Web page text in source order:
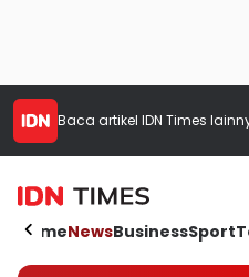
Baca artikel IDN Times
HomeNewsBusinessSport